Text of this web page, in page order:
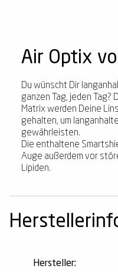
Air Optix
Du wünscht Dir
ganzen Tag, jeden Tag?
Matrix werden Deine
gehalten, um
gewährleisten.
Die enthaltene
Auge außerdem vor
Lipiden.
Hersteller: